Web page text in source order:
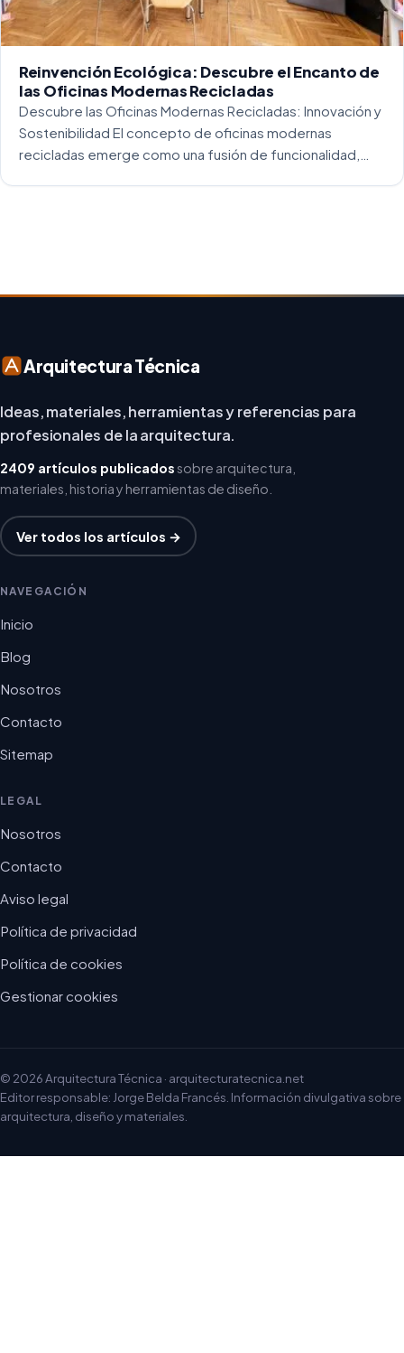
Reinvención Ecológica: Descubre el Encanto de
las Oficinas Modernas Recicladas
Descubre las Oficinas Modernas Recicladas: Innovación y
Sostenibilidad El concepto de oficinas modernas
recicladas emerge como una fusión de funcionalidad,
Arquitectura Técnica
Ideas, materiales, herramientas y referencias para
profesionales de la arquitectura.
2409 artículos publicadossobre arquitectura,
materiales, historia y herramientas de diseño.
Ver todos los artículos →
NAVEGACIÓN
Inicio
Blog
Nosotros
Contacto
Sitemap
LEGAL
Nosotros
Contacto
Aviso legal
Política de privacidad
Política de cookies
Gestionar cookies
© 2026 Arquitectura Técnica · arquitecturatecnica.net
Editor responsable: Jorge Belda Francés. Información divulgativa sobre
arquitectura, diseño y materiales.